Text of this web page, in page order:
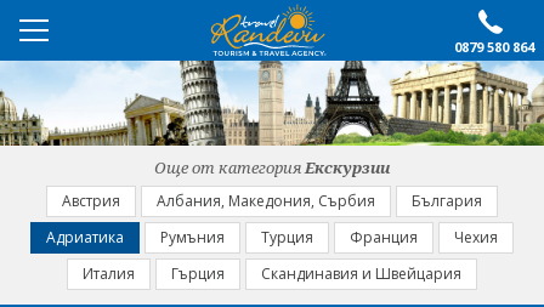
0879 580 864
ПРЕПОРЪЧАНО
ЕКСКУРЗИИ
ПОЧИВКИ
Още от категорияЕкскурзии
Австрия Албания, Македония, Сърбия
България
Адриатика
Румъния Турция Франция
Чехия
Италия
Гърция Скандинавия и Швейцария